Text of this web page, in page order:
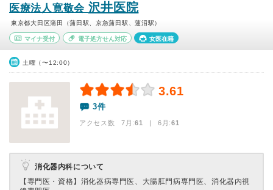
医療法人寛敬会 沢井医院
東京都大田区蒲田（蒲田駅、京急蒲田駅、蓮沼駅）
マイナ受付 電子処方せん対応 女医在籍
土曜（〜12:00）
3.61
3件
アクセス数 7月:61 | 6月:61
消化器内科について
【専門医・資格】 消化器病専門医、大腸肛門病専門医、消化器内視